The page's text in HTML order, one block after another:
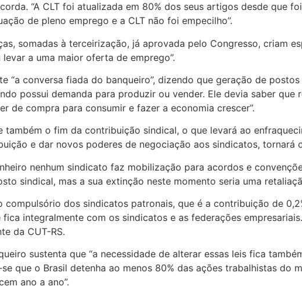
“A CLT foi atualizada em 80% dos seus artigos desde que
de pleno emprego e a CLT não foi empecilho”.
somadas à terceirização, já aprovada pelo Congresso, criam
a uma maior oferta de emprego”.
“a conversa fiada do banqueiro”, dizendo que geração de
possui demanda para produzir ou vender. Ele devia saber
de compra para consumir e fazer a economia crescer”.
também o fim da contribuição sindical, o que levará ao
e dar novos poderes de negociação aos sindicatos, tornará
nenhum sindicato faz mobilização para acordos e
sindical, mas a sua extinção neste momento seria uma
compulsório dos sindicatos patronais, que é a contribuição de
fica integralmente com os sindicatos e as federações
da CUT-RS.
sustenta que “a necessidade de alterar essas leis fica
que o Brasil detenha ao menos 80% das ações trabalhistas do
ano a ano”.